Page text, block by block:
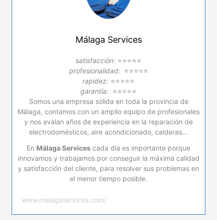
Málaga Services
satisfacción: ⭐⭐⭐⭐⭐
profesionalidad: ⭐⭐⭐⭐⭐
rapidez: ⭐⭐⭐⭐⭐
garantía: ⭐⭐⭐⭐⭐
Somos una empresa sólida en toda la provincia de
Málaga, contamos con un amplio equipo de profesionales
y nos avalan años de experiencia en la reparación de
electrodomésticos, aire acondicionado, calderas…
En Málaga Services cada día es importante porque
innovamos y trabajamos por conseguir la máxima calidad
y satisfacción del cliente, para resolver sus problemas en
el menor tiempo posible.
www.malagaservices.com/